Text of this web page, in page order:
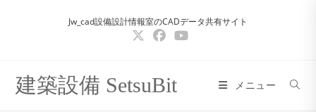
Jw_cad設備設計情報室のCADデータ共有サイト
建築設備 SetsuBit メニュー